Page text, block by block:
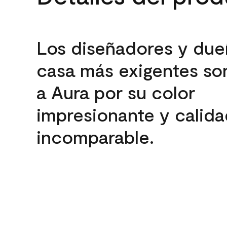
Los diseñadores y
casa más exigentes
a Aura por su color
impresionante y
incomparable.